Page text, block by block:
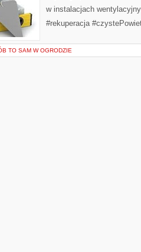
w instalacjach
#rekuperacja
TO SAM W OGRODZIE